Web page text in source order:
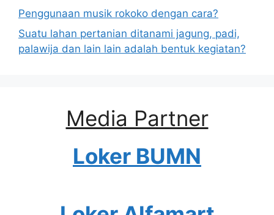
Penggunaan musik rokoko dengan cara?
Suatu lahan pertanian ditanami jagung, padi,
palawija dan lain lain adalah bentuk kegiatan?
Media Partner
Loker BUMN